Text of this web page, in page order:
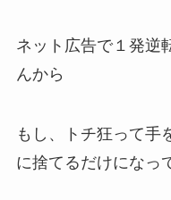
ネット広告で１発逆
んから
もし、トチ狂って手
に捨てるだけになっ